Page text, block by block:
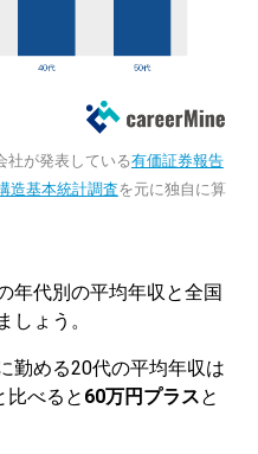
社が発表している有価証券報告
造基本統計調査を元に独自に算
年代別の平均年収と全国
しょう。
勤める20代の平均年収は
比べると 60万円プラスと